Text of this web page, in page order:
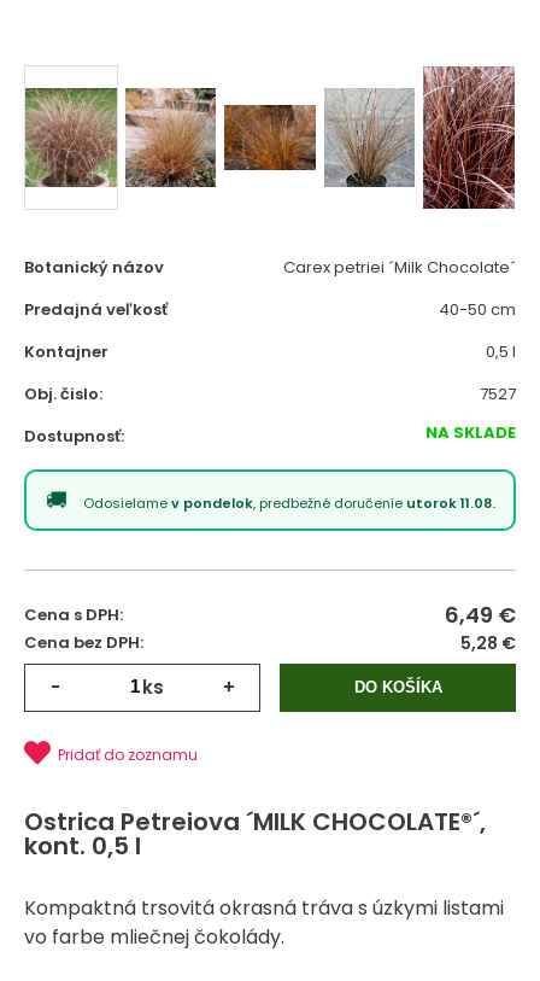
Botanický názov
Carex petriei ´Milk Chocolate´
Predajná veľkosť
40-50 cm
Kontajner
0,5 l
Obj. čislo:
7527
Dostupnosť:
NA SKLADE
Odosielamev pondelok, predbežné doručenie utorok 11.08.
Cena s DPH: 6,49 €
Cena bez DPH: 5,28 €
- ks + DO KOŠÍKA
Pridať do zoznamu
Ostrica Petreiova ´MILK CHOCOLATE®´,
kont. 0,5 l
Kompaktná trsovitá okrasná tráva s úzkymi listami
vo farbe mliečnej čokolády.